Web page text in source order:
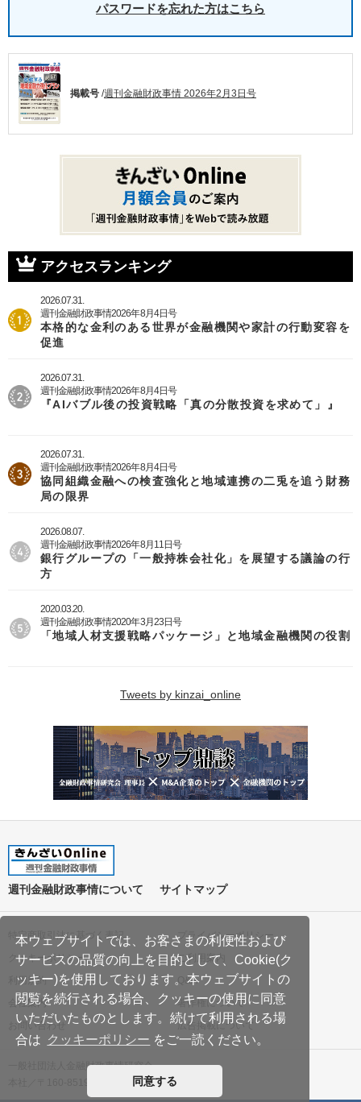
本ウェブサイトでは、お客さまの利便性および
サービスの品質の向上を目的として、Cookie(ク
ッキー)を使用しております。本ウェブサイトの
閲覧を続行される場合、クッキーの使用に同意
いただいたものとします。続けて利用される場
合は クッキーポリシー をご一読ください。
同意する
パスワードを忘れた方はこちら
掲載号 /週刊金融財政事情 2026年2月3日号
アクセスランキング
2026.07.31.
週刊金融財政事情2026年8月4日号
本格的な金利のある世界が金融機関や家計の行動変容を
促進
2026.07.31.
週刊金融財政事情2026年8月4日号
『AIバブル後の投資戦略「真の分散投資を求めて」』
2026.07.31.
週刊金融財政事情2026年8月4日号
協同組織金融への検査強化と地域連携の二兎を追う財務
局の限界
2026.08.07.
週刊金融財政事情2026年8月11日号
銀行グループの「一般持株会社化」を展望する議論の行
方
2020.03.20.
週刊金融財政事情2020年3月23日号
「地域人材支援戦略パッケージ」と地域金融機関の役割
Tweets by kinzai_online
週刊金融財政事情について サイトマップ
特定商取引法に基づく表記
プライバシーポリシー
クッキーポリシー
ご利用案内
利用規約
Q&A
会社案内
著作権について
お問い合わせ
広告掲載について
一般社団法人金融財政事情研究会
本社／〒160-8519 東京都新宿区南元町19